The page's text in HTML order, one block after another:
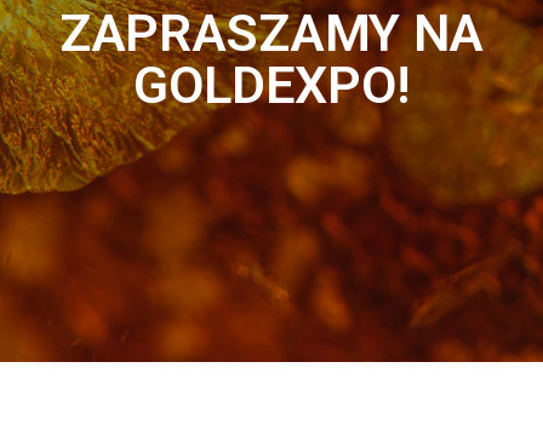
ZAPRASZAMY NA
GOLDEXPO!